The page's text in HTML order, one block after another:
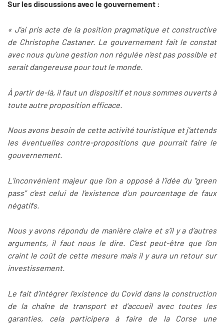
Sur les discussions avec le gouvernement :
« J’ai pris acte de la position pragmatique et constructive
de Christophe Castaner. Le gouvernement fait le constat
avec nous qu’une gestion non régulée n’est pas possible et
serait dangereuse pour tout le monde.
À partir de-là, il faut un dispositif et nous sommes ouverts à
toute autre proposition efficace.
Nous avons besoin de cette activité touristique et j’attends
les éventuelles contre-propositions que pourrait faire le
gouvernement.
L’inconvénient majeur que l’on a opposé à l’idée du "green
pass" c’est celui de l’existence d’un pourcentage de faux
négatifs.
Nous y avons répondu de manière claire et s’il y a d’autres
arguments, il faut nous le dire. C’est peut-être que l’on
craint le coût de cette mesure mais il y aura un retour sur
investissement.
Le fait d’intégrer l’existence du Covid dans la construction
de la chaîne de transport et d’accueil avec toutes les
garanties, cela participera à faire de la Corse une